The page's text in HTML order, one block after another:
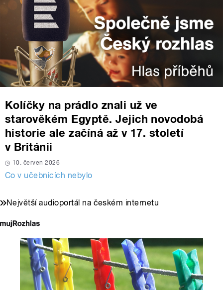
Kolíčky na prádlo znali už ve
starověkém Egyptě. Jejich novodobá
historie ale začíná až v 17. století
v Británii
10. červen 2026
Co v učebnicích nebylo
Největší audioportál na českém internetu